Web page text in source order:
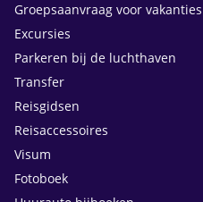
Groepsaanvraag voor vakanties
Excursies
Parkeren bij de luchthaven
Transfer
Reisgidsen
Reisaccessoires
Visum
Fotoboek